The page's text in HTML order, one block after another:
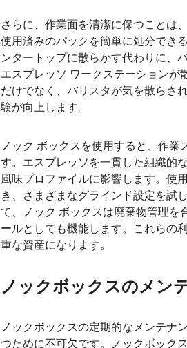
さらに、作業面を清潔に保つことは
使用済みのパックを簡単に処分でき
ンタートップに散らかす代わりに、
エスプレッソ ワークステーションが
だけでなく、バ​​リスタが気を散らさ
験が向上します。
ノック ボックスを使用すると、作
す。エスプレッソを一貫した組織的
風味プロファイルに影響します。使
き、さまざまなグラインド設定を試
て、ノック ボックスは廃棄物管理を
ールとしても機能します。これらの
重な資産になります。
ノックボックスのメン
ノックボックスの定期的なメンテナ
つために不可欠です。ノックボック